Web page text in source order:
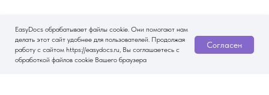
EasyDocs обрабатывает файлы cookie. Они помогают нам
делать этот сайт удобнее для пользователей. Продолжая
работу с сайтом https://easydocs.ru, Вы соглашаетесь с
обработкой файлов cookie Вашего браузера
Согласен